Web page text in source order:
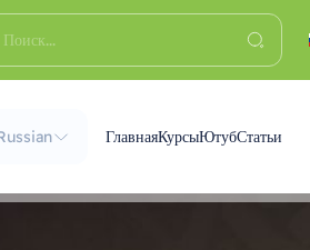
ГлавнаяКурсыЮтубСтатьи